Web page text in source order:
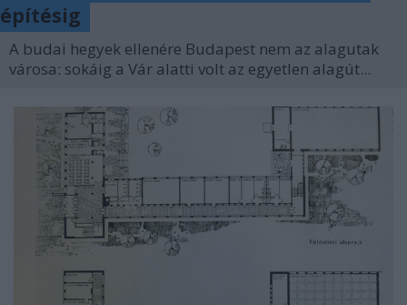
építésig
A budai hegyek ellenére Budapest nem az alagutak
városa: sokáig a Vár alatti volt az egyetlen alagút...